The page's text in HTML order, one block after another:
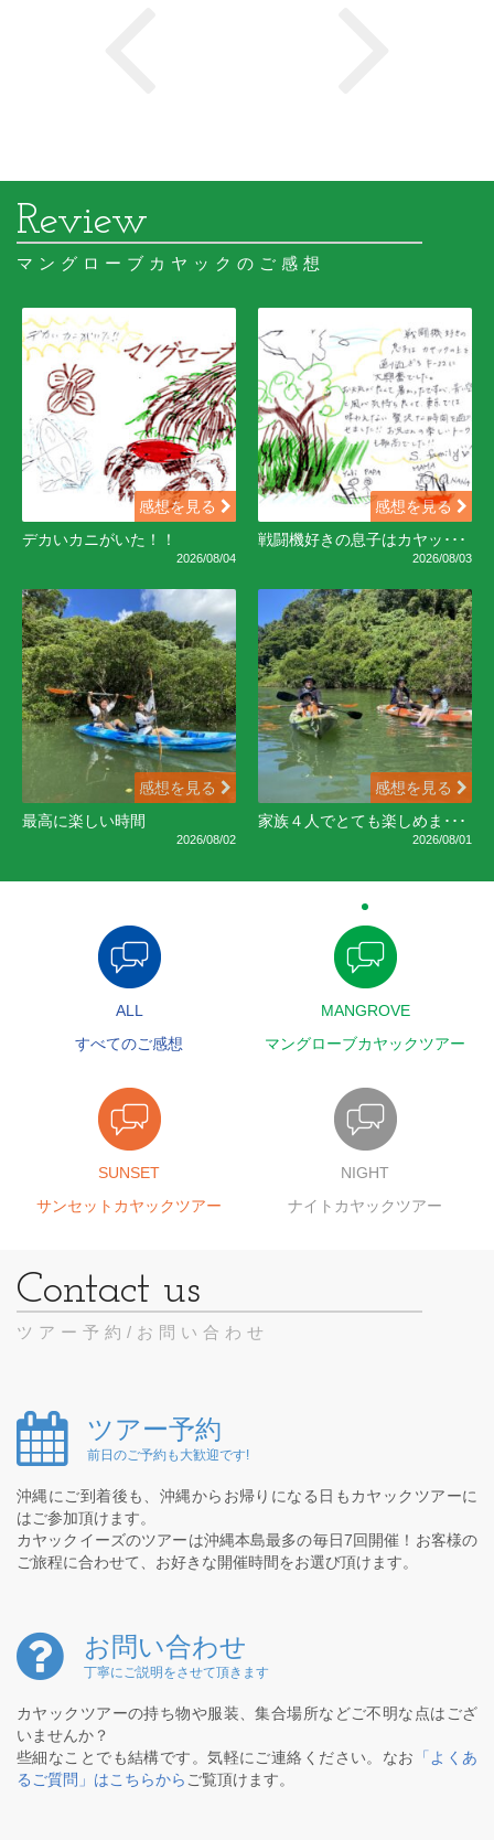
マングローブカヤックのご感想
感想を見る
デカいカニがいた！！
2026/08/04
感想を見る
戦闘機好きの息子はカヤッ･･･
2026/08/03
感想を見る
最高に楽しい時間
2026/08/02
感想を見る
家族４人でとても楽しめま･･･
2026/08/01
ALL
すべてのご感想
MANGROVE
マングローブカヤックツアー
SUNSET
サンセットカヤックツアー
NIGHT
ナイトカヤックツアー
ツアー予約/お問い合わせ
ツアー予約
前日のご予約も大歓迎です!
沖縄にご到着後も、沖縄からお帰りになる日もカヤックツアーに
はご参加頂けます。
カヤックイーズのツアーは沖縄本島最多の毎日7回開催！お客様の
ご旅程に合わせて、お好きな開催時間をお選び頂けます。
お問い合わせ
丁寧にご説明をさせて頂きます
カヤックツアーの持ち物や服装、集合場所などご不明な点はござ
いませんか？
些細なことでも結構です。気軽にご連絡ください。なお
「よくあ
るご質問」はこちらから ご覧頂けます。